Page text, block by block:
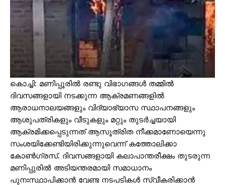
കൊച്ചി: മണിപ്പൂരിൽ രണ്ടു വിഭാഗങ്ങൾ തമ്മിൽ
ദിവസങ്ങളായി നടക്കുന്ന ആക്രമണങ്ങളില്‍
ആരാധനാലയങ്ങളും വിദ്യാഭ്യാസ സ്ഥാപനങ്ങളും
ആശുപത്രികളും വീടുകളും മറ്റും തുടർച്ചയായി
ആക്രമിക്കപ്പെടുന്നത് ആസൂത്രിത നീക്കമാണോയെന്നു
സംശയിക്കേണ്ടിയിരിക്കുന്നുവെന്ന് കത്തോലിക്കാ
കോൺഗ്രസ്. ദിവസങ്ങളായി കലാപാന്തരീക്ഷം തുടരുന്ന
മണിപ്പുരിൽ അടിയന്തരമായി സമാധാനം
പുനഃസ്ഥാപിക്കാൻ വേണ്ട നടപടികൾ സ്വീകരിക്കാൻ